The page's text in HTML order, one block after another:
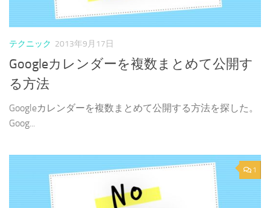
テクニック 2013年9月17日
Googleカレンダーを複数まとめて公開す
る方法
Googleカレンダーを複数まとめて公開する方法を探した。
Goog...
1